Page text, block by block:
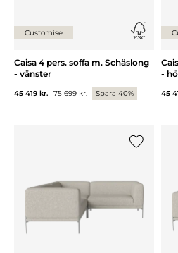
Customise
Caisa 4 pers. soffa m. Schäslong
- vänster
45 419 kr. 75 699 kr. Spara 40%
-
45